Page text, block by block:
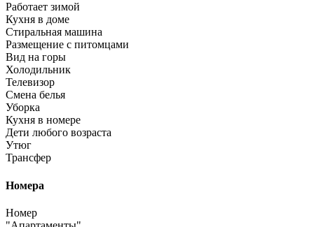
Работает зимой
Кухня в доме
Стиральная машина
Размещение с питомцами
Вид на горы
Холодильник
Телевизор
Смена белья
Уборка
Кухня в номере
Дети любого возраста
Утюг
Трансфер
Номера
Номер